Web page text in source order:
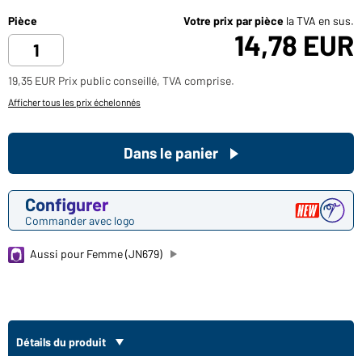
Pièce Votre prix par pièce la TVA en sus.
14,78 EUR
19,35 EUR Prix public conseillé, TVA comprise.
Afficher tous les prix échelonnés
Configurer
Commander avec logo
Dans le panier
Aussi pour Femme (JN679)
Détails du produit